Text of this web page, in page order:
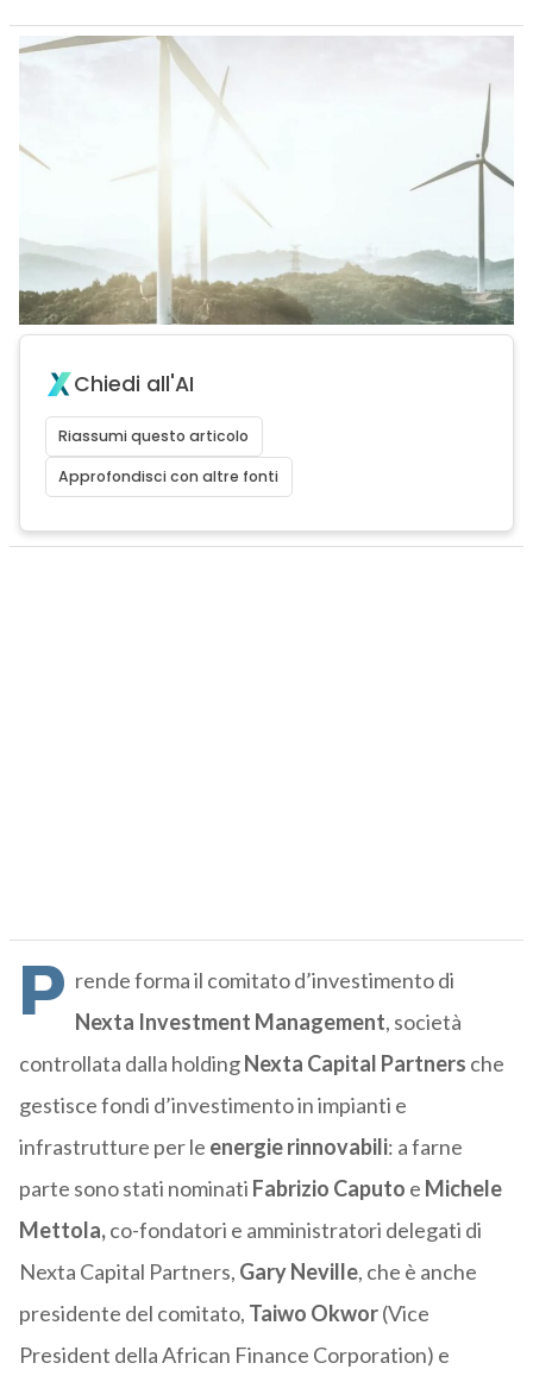
Chiedi all'AI
Riassumi questo articolo
Approfondisci con altre fonti
P rende forma il comitato d’investimento di
Nexta Investment Management, società
controllata dalla holdingNexta Capital Partners che
gestisce fondi d’investimento in impianti e
infrastrutture per le energie rinnovabili: a farne
parte sono stati nominati Fabrizio Caputo e Michele
Mettola,co-fondatori e amministratori delegati di
Nexta Capital Partners, Gary Neville, che è anche
presidente del comitato, Taiwo Okwor(Vice
President della African Finance Corporation) e